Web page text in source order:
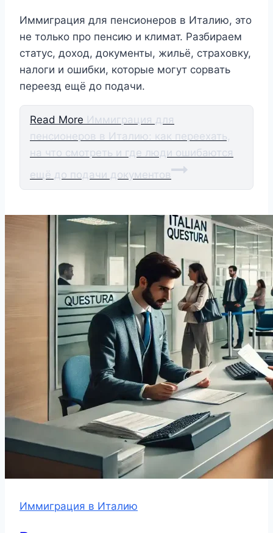
Иммиграция для пенсионеров в Италию, это
не только про пенсию и климат. Разбираем
статус, доход, документы, жильё, страховку,
налоги и ошибки, которые могут сорвать
переезд ещё до подачи.
Read More Иммиграция для
пенсионеров в Италию: как переехать,
на что смотреть и где люди ошибаются
ещё до подачи документов
Иммиграция в Италию